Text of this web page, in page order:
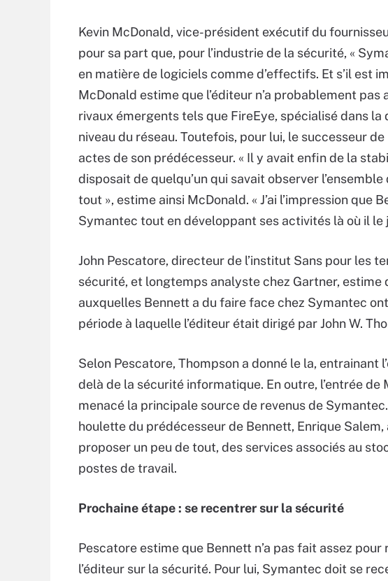
Kevin McDonald, vice-président exécutif du
pour sa part que, pour l’industrie de la sécurité, «
en matière de logiciels comme d’effectifs. Et s’il est
McDonald estime que l’éditeur n’a probablement
rivaux émergents tels que FireEye, spécialisé dans
niveau du réseau. Toutefois, pour lui, le successeur
actes de son prédécesseur. « Il y avait enfin de la
disposait de quelqu’un qui savait observer
tout », estime ainsi McDonald. « J’ai l’impression que
Symantec tout en développant ses activités là où il le
John Pescatore, directeur de l’institut Sans pour les
sécurité, et longtemps analyste chez Gartner,
auxquelles Bennett a du faire face chez Symantec
période à laquelle l’éditeur était dirigé par John W.
Selon Pescatore, Thompson a donné le la, entrainant
delà de la sécurité informatique. En outre, l’entrée de
menacé la principale source de revenus de
houlette du prédécesseur de Bennett, Enrique
proposer un peu de tout, des services associés au
postes de travail.
Prochaine étape : se recentrer sur la sécurité
Pescatore estime que Bennett n’a pas fait assez
l’éditeur sur la sécurité. Pour lui, Symantec doit se